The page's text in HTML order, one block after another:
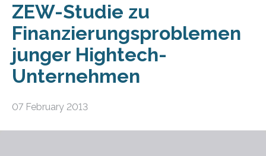
ZEW-Studie zu
Finanzierungsproblemen
junger Hightech-
Unternehmen
07 February 2013